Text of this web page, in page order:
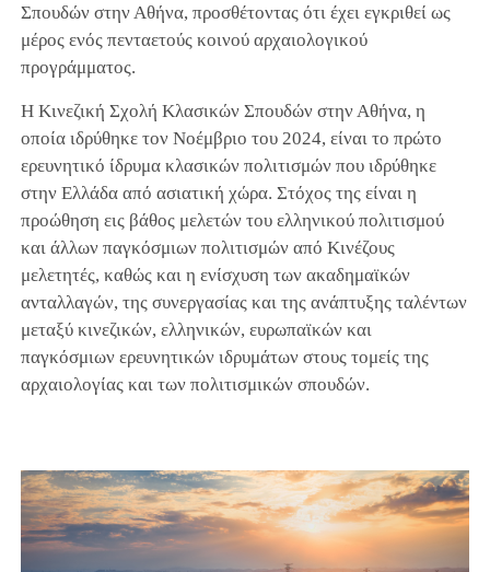
Σπουδών στην Αθήνα, προσθέτοντας ότι έχει εγκριθεί ως
μέρος ενός πενταετούς κοινού αρχαιολογικού
προγράμματος.
Η Κινεζική Σχολή Κλασικών Σπουδών στην Αθήνα, η
οποία ιδρύθηκε τον Νοέμβριο του 2024, είναι το πρώτο
ερευνητικό ίδρυμα κλασικών πολιτισμών που ιδρύθηκε
στην Ελλάδα από ασιατική χώρα. Στόχος της είναι η
προώθηση εις βάθος μελετών του ελληνικού πολιτισμού
και άλλων παγκόσμιων πολιτισμών από Κινέζους
μελετητές, καθώς και η ενίσχυση των ακαδημαϊκών
ανταλλαγών, της συνεργασίας και της ανάπτυξης ταλέντων
μεταξύ κινεζικών, ελληνικών, ευρωπαϊκών και
παγκόσμιων ερευνητικών ιδρυμάτων στους τομείς της
αρχαιολογίας και των πολιτισμικών σπουδών.